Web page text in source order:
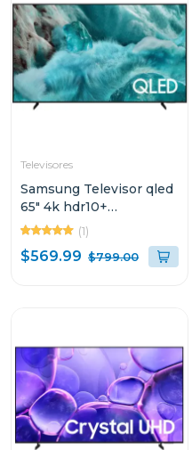
Televisores
Samsung Televisor qled
65" 4k hdr10+
procesador ai motion
xcelerator airslim
qn65q7faa
(1)
$569.99 $799.00